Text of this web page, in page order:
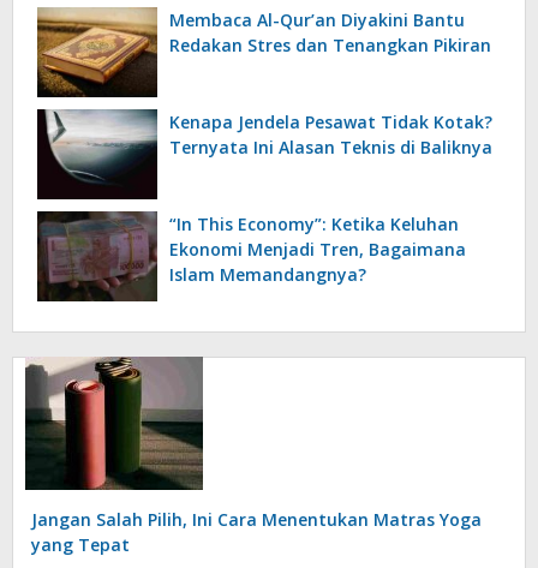
Membaca Al-Qur’an Diyakini Bantu
Redakan Stres dan Tenangkan Pikiran
Kenapa Jendela Pesawat Tidak Kotak?
Ternyata Ini Alasan Teknis di Baliknya
“In This Economy”: Ketika Keluhan
Ekonomi Menjadi Tren, Bagaimana
Islam Memandangnya?
Jangan Salah Pilih, Ini Cara Menentukan Matras Yoga
yang Tepat